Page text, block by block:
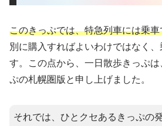
このきっぷでは、特急列車には乗
別に購入すればよいわけではなく
す。この点から、一日散歩きっぷ
ぷの札幌圏版と申し上げました。
それでは、ひとクセあるきっぷの